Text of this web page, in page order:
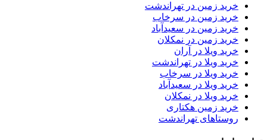
خرید زمین در تهراندشت
خرید زمین در سرخاب
خرید زمین در سعیدآباد
خرید زمین در نمکلان
خرید ویلا در آران
خرید ویلا در تهراندشت
خرید ویلا در سرخاب
خرید ویلا در سعیدآباد
خرید ویلا در نمکلان
خرید زمین هکتاری
روستاهای تهراندشت